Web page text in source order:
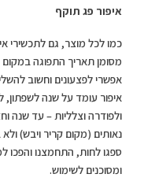
איפור פג תוקף
כמו לכל מוצר, גם לתכשירי
מסומן תאריך התפוגה במקום
אפשרי לפצעונים וחשוב
איפור עומד על שנה
ולפודרה וצלליות – עד שנה
נאותים (מקום קריר ויבש)
ספגו לחות, התחמצנו והפכו
ומסוכנים לשימוש.